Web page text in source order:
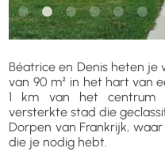
Béatrice en Denis heten je
van 90 m² in het hart van
1 km van het centrum
versterkte stad die
Dorpen van Frankrijk,
die je nodig hebt.